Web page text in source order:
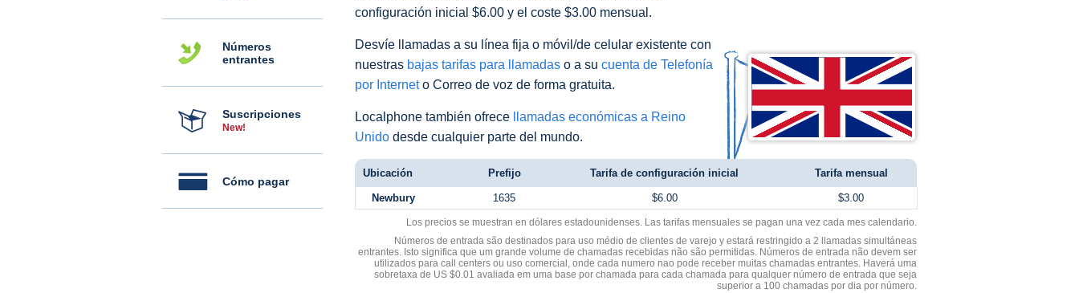
Números
entrantes
Suscripciones
New!
Cómo pagar
configuración inicial $6.00 y el coste $3.00 mensual.
Desvíe llamadas a su línea fija o móvil/de celular existente con
nuestras bajas tarifas para llamadas o a su cuenta de Telefonía
por Interneto Correo de voz de forma gratuita.
Localphone también ofrece
llamadas económicas a Reino
Unido desde cualquier parte del mundo.
Ubicación Prefijo Tarifa de configuración inicial Tarifa mensual
Newbury 1635 $6.00 $3.00
Los precios se muestran en dólares estadounidenses. Las tarifas mensuales se pagan una vez cada mes calendario.
Números de entrada são destinados para uso médio de clientes de varejo y estará restringido a 2 llamadas simultáneas
entrantes. Isto significa que um grande volume de chamadas recebidas não são permitidas. Números de entrada não devem ser
utilizados para call centers ou uso comercial, onde cada numero nao pode receber muitas chamadas entrantes. Haverá uma
sobretaxa de US $0.01 avaliada em uma base por chamada para cada chamada para qualquer número de entrada que seja
superior a 100 chamadas por dia por número.